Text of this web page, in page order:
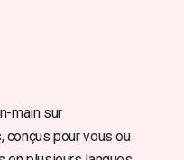
main sur
conçus pour vous ou